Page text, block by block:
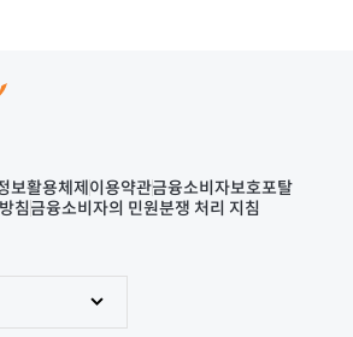
보활용체제 이용약관금융소비자보호포탈
침금융소비자의 민원분쟁 처리 지침